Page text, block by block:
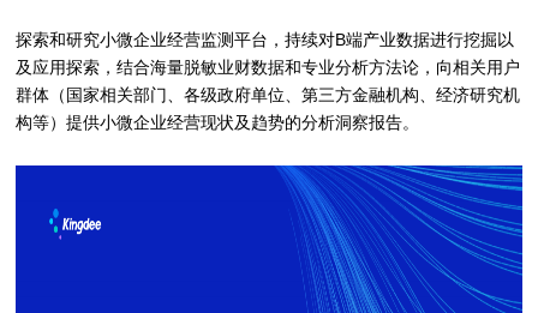
探索和研究小微企业经营监测平台，持续对B端产业数据进行挖掘以
及应用探索，结合海量脱敏业财数据和专业分析方法论，向相关用户
群体（国家相关部门、各级政府单位、第三方金融机构、经济研究机
构等）提供小微企业经营现状及趋势的分析洞察报告。